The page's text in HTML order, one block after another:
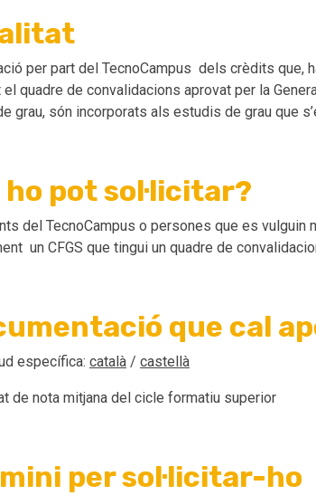
per part del TecnoCampus dels crèdits que,
el quadre de convalidacions aprovat per la
grau, són incorporats als estudis de grau que
ho pot sol·licitar?
del TecnoCampus o persones que es vulguin
un CFGS que tingui un quadre de
que cal
específica: català / castellà
de nota mitjana del cicle formatiu superior
per sol·licitar-ho